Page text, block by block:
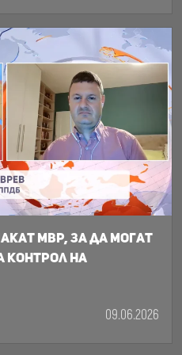
МВР, за да могат
контрол на
09.06.2026